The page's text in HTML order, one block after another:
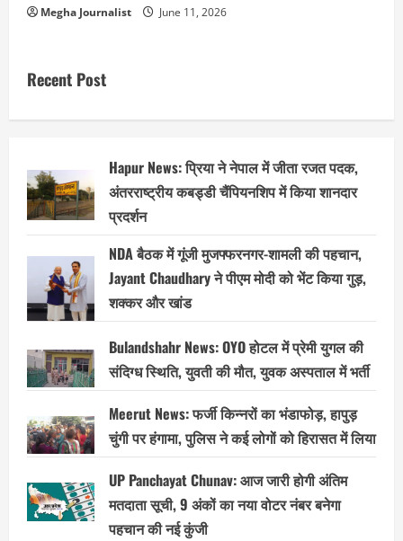
Megha Journalist June 11, 2026
Recent Post
Hapur News: प्रिया ने नेपाल में जीता रजत पदक,
अंतरराष्ट्रीय कबड्डी चैंपियनशिप में किया शानदार
प्रदर्शन
NDA बैठक में गूंजी मुजफ्फरनगर-शामली की पहचान,
Jayant Chaudhary ने पीएम मोदी को भेंट किया गुड़,
शक्कर और खांड
Bulandshahr News: OYO होटल में प्रेमी युगल की
संदिग्ध स्थिति, युवती की मौत, युवक अस्पताल में भर्ती
Meerut News: फर्जी किन्नरों का भंडाफोड़, हापुड़
चुंगी पर हंगामा, पुलिस ने कई लोगों को हिरासत में लिया
UP Panchayat Chunav: आज जारी होगी अंतिम
मतदाता सूची, 9 अंकों का नया वोटर नंबर बनेगा
पहचान की नई कुंजी